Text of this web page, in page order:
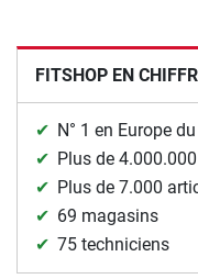
FITSHOP EN
N° 1 en Europe
Plus de
Plus de 7.000
69 magasins
75 techniciens